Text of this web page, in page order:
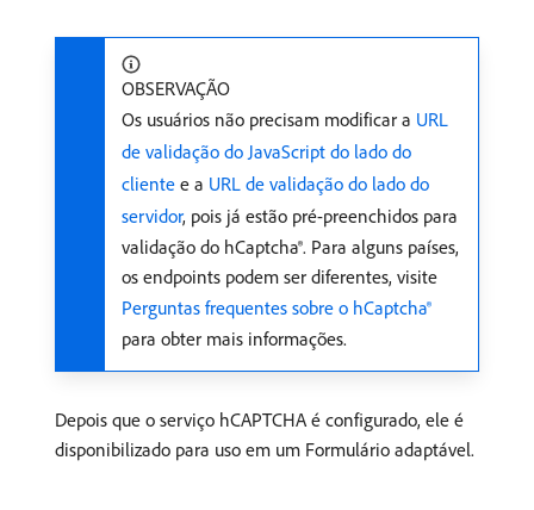
OBSERVAÇÃO
Os usuários não precisam modificar a URL
de validação do JavaScript do lado do
cliente e a URL de validação do lado do
servidor, pois já estão pré-preenchidos para
validação do hCaptcha®. Para alguns países,
os endpoints podem ser diferentes, visite
Perguntas frequentes sobre o hCaptcha®
para obter mais informações.
Depois que o serviço hCAPTCHA é configurado, ele é
disponibilizado para uso em um Formulário adaptável.